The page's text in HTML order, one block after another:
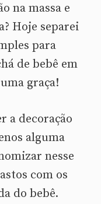
na massa e
Hoje separei
para
de bebê em
graça!
a decoração
alguma
nesse
com os
do bebê.